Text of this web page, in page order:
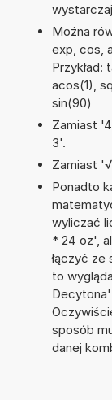
Można
exp, cos,
Przykład:
acos(1),
sin(90)
Zamiast
3'.
Zamiast
Ponadto
wyliczać
* 24 oz',
łączyć ze
to
sposób
danej